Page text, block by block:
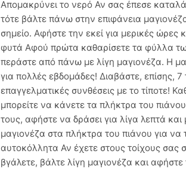
Απομακρύνει το νερό Αν σας έπεσε
τότε βάλτε πάνω στην επιφάνεια
σημείο. Αφήστε την εκεί για μερικές
φυτά Αφού πρώτα καθαρίσετε τα φύλλα
περάστε από πάνω με λίγη μαγιονέζα. Η
για πολλές εβδομάδες! Διαβάστε, επίσης,
επαγγελματικές συνθέσεις με το τίποτε!
μπορείτε να κάνετε τα πλήκτρα του
τους, αφήστε να δράσει για λίγα λεπτά
μαγιονέζα στα πλήκτρα του πιάνου για
αυτοκόλλητα Αν έχετε στους τοίχους
βγάλετε, βάλτε λίγη μαγιονέζα και